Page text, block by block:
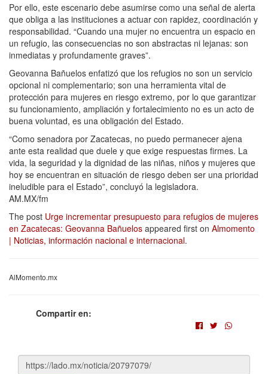
Por ello, este escenario debe asumirse como una señal de alerta
que obliga a las instituciones a actuar con rapidez, coordinación y
responsabilidad. “Cuando una mujer no encuentra un espacio en
un refugio, las consecuencias no son abstractas ni lejanas: son
inmediatas y profundamente graves”.
Geovanna Bañuelos enfatizó que los refugios no son un servicio
opcional ni complementario; son una herramienta vital de
protección para mujeres en riesgo extremo, por lo que garantizar
su funcionamiento, ampliación y fortalecimiento no es un acto de
buena voluntad, es una obligación del Estado.
“Como senadora por Zacatecas, no puedo permanecer ajena
ante esta realidad que duele y que exige respuestas firmes. La
vida, la seguridad y la dignidad de las niñas, niños y mujeres que
hoy se encuentran en situación de riesgo deben ser una prioridad
ineludible para el Estado”, concluyó la legisladora.
AM.MX/fm
The post Urge incrementar presupuesto para refugios de mujeres
en Zacatecas: Geovanna Bañuelos appeared first on Almomento
| Noticias, información nacional e internacional.
AlMomento.mx
Compartir en: